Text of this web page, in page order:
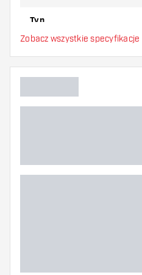
Typ
Główny kolor
Zobacz wszystkie specyfikacje